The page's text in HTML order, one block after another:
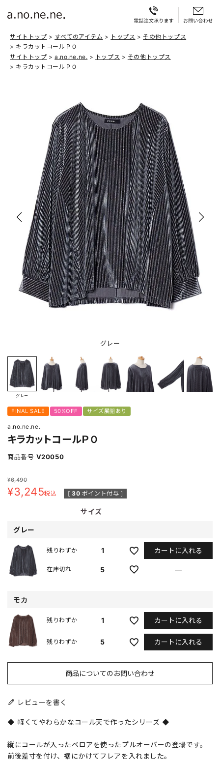
サイトトップ すべてのアイテム トップス
その他トップス
キラカットコールＰＯ
サイトトップ
a.no.ne.ne. トップス
その他トップス
キラカットコールＰＯ
グレー
グレー
FINAL SALE 50%OFF サイズ展開あり
a.no.ne.ne.
キラカットコールＰＯ
商品番号 V20050
¥6,490
¥3,245税込 [ 30 ポイント付与 ]
サイズ
グレー
1
残りわずか カートに入れる
5
在庫切れ —
モカ
1
残りわずか カートに入れる
5
残りわずか カートに入れる
商品についてのお問い合わせ
レビューを書く
◆ 軽くてやわらかなコール天で作ったシリーズ ◆
縦にコールが入ったベロアを使ったプルオーバーの登場です。
前後差寸を付け、裾にかけてフレアを入れました。